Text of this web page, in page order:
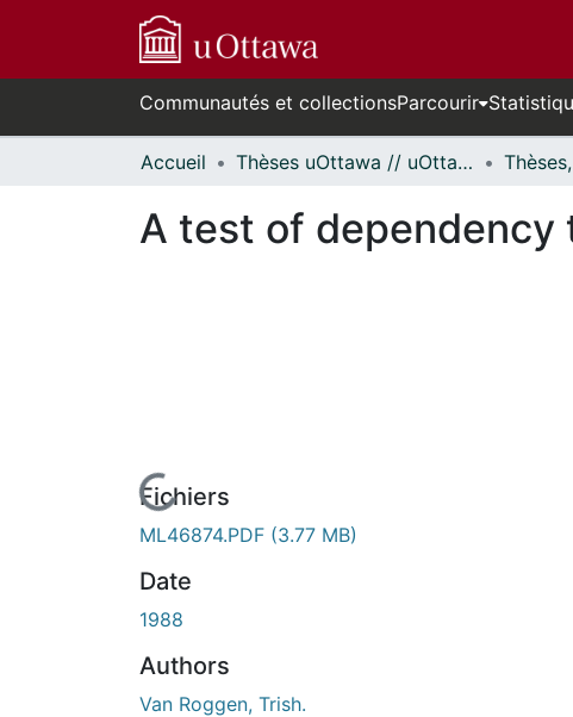
Communautés et collectionsParcourir
Accueil Thèses uOttawa // uOttawa Theses
A test of dependency
En cours de chargement...
Fichiers
ML46874.PDF (3.77 MB)
Date
1988
Authors
Van Roggen, Trish.